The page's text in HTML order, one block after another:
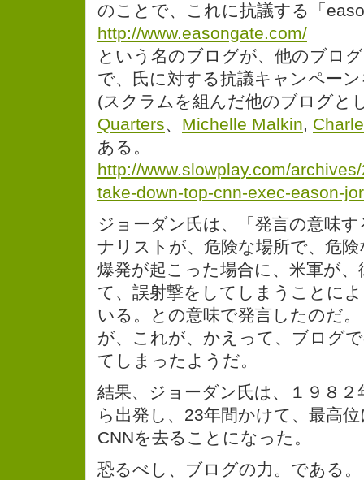
のことで、これに抗議する「
http://www.easongate.com/
という名のブログが、他のブロ
で、氏に対する抗議キャンペー
(スクラムを組んだ他のブログと
Quarters、 Michelle Malkin,
ある。
http://www.slowplay.com/
take-down-top-cnn-exec-eason-
ジョーダン氏は、「発言の意味
ナリストが、危険な場所で、危
爆発が起こった場合に、米軍が
て、誤射撃をしてしまうことに
いる。との意味で発言したのだ
が、これが、かえって、ブログ
てしまったようだ。
結果、ジョーダン氏は、１９８
ら出発し、23年間かけて、最高
CNNを去ることになった。
恐るべし、ブログの力。である。